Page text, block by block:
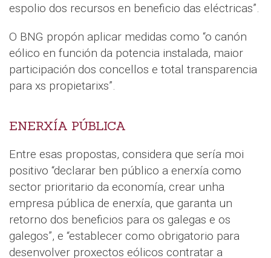
espolio dos recursos en beneficio das eléctricas”.
O BNG propón aplicar medidas como “o canón
eólico en función da potencia instalada, maior
participación dos concellos e total transparencia
para xs propietarixs”.
ENERXÍA PÚBLICA
Entre esas propostas, considera que sería moi
positivo “declarar ben público a enerxía como
sector prioritario da economía, crear unha
empresa pública de enerxía, que garanta un
retorno dos beneficios para os galegas e os
galegos”, e “establecer como obrigatorio para
desenvolver proxectos eólicos contratar a